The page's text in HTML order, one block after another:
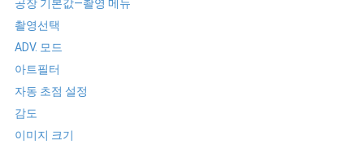
공장 기본값—촬영 메뉴
촬영선택
ADV. 모드
아트필터
자동 초점 설정
감도
이미지 크기